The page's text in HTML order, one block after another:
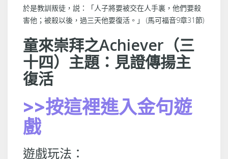
於是教訓叛徒，説：「人子將要被交在人手裏，他們要殺
害他；被殺以後，過三天他要復活。」 (馬可福音9章31節)
童來崇拜之Achiever（三
十四）主題：見證傳揚主
復活
>>按這裡進入金句遊
戲
遊戲玩法：